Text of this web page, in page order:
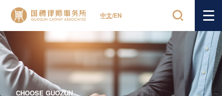
中文/EN
CHOOSE GUOZUN